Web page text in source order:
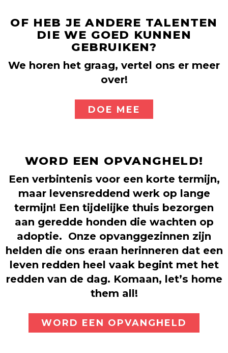
OF HEB JE ANDERE TALENTEN
DIE WE GOED KUNNEN
GEBRUIKEN?
We horen het graag, vertel ons er meer
over!
DOE MEE
WORD EEN OPVANGHELD!
Een verbintenis voor een korte termijn,
maar levensreddend werk op lange
termijn! Een tijdelijke thuis bezorgen
aan geredde honden die wachten op
adoptie. Onze opvanggezinnen zijn
helden die ons eraan herinneren dat een
leven redden heel vaak begint met het
redden van de dag. Komaan, let’s home
them all!
WORD EEN OPVANGHELD